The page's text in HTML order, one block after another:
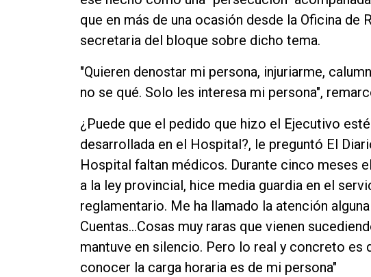
que en más de una ocasión desde la Oficina de
secretaria del bloque sobre dicho tema.
"Quieren denostar mi persona, injuriarme,
no se qué. Solo les interesa mi persona",
¿Puede que el pedido que hizo el Ejecutivo
desarrollada en el Hospital?, le preguntó El
Hospital faltan médicos. Durante cinco meses
a la ley provincial, hice media guardia en el
reglamentario. Me ha llamado la atención
Cuentas…Cosas muy raras que vienen
mantuve en silencio. Pero lo real y concreto es
conocer la carga horaria es de mi persona"